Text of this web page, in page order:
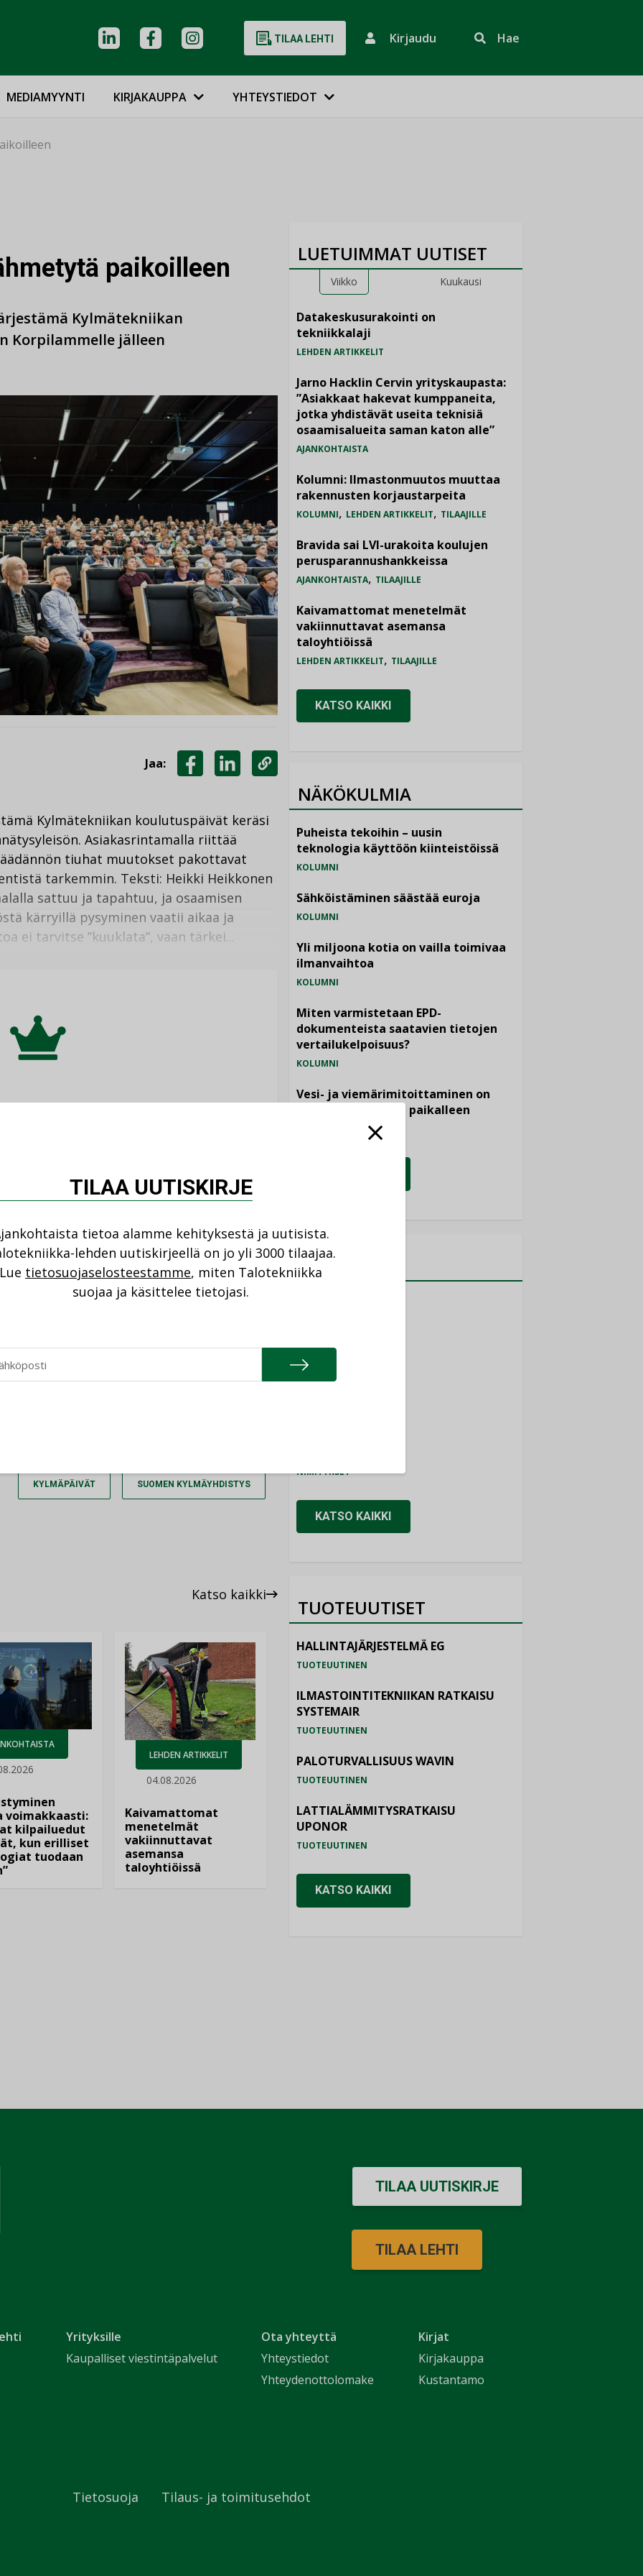
TILAA LEHTI Kirjaudu Hae
MEDIAMYYNTI KIRJAKAUPPA YHTEYSTIEDOT
paikoilleen
Kylmätekniikan
Korpilammelle jälleen
Jaa:
LINKEDINISSÄ
LINKKI
Kylmätekniikan koulutuspäivät keräsi
Asiakasrintamalla riittää
tiuhat muutokset pakottavat
tarkemmin. Teksti: Heikki Heikkonen
sattuu ja tapahtuu, ja osaamisen
kärryillä pysyminen vaatii aikaa ja
ei tarvitse ”kuuklata”, vaan tärkei...
on tarjolla vain
lehden tilaajille.
TILAA LEHTI
jo tilaaja?
KYLMÄPÄIVÄT SUOMEN KYLMÄYHDISTYS
Katso kaikki
voimakkaasti:
kilpailuedut
kun erilliset
tuodaan
LEHDEN ARTIKKELIT
04.08.2026
Kaivamattomat
menetelmät
vakiinnuttavat
asemansa
taloyhtiöissä
LUETUIMMAT UUTISET
Viikko Kuukausi
Datakeskusurakointi on
tekniikkalaji
LEHDEN ARTIKKELIT
Jarno Hacklin Cervin yrityskaupasta:
”Asiakkaat hakevat kumppaneita,
jotka yhdistävät useita teknisiä
osaamisalueita saman katon alle”
AJANKOHTAISTA
Kolumni: Ilmastonmuutos muuttaa
rakennusten korjaustarpeita
KOLUMNI, LEHDEN ARTIKKELIT, TILAAJILLE
Bravida sai LVI-urakoita koulujen
perusparannushankkeissa
AJANKOHTAISTA, TILAAJILLE
Kaivamattomat menetelmät
vakiinnuttavat asemansa
taloyhtiöissä
LEHDEN ARTIKKELIT, TILAAJILLE
KATSO KAIKKI
NÄKÖKULMIA
Puheista tekoihin – uusin
teknologia käyttöön kiinteistöissä
KOLUMNI
Sähköistäminen säästää euroja
KOLUMNI
Yli miljoona kotia on vailla toimivaa
ilmanvaihtoa
KOLUMNI
Miten varmistetaan EPD-
dokumenteista saatavien tietojen
vertailukelpoisuus?
KOLUMNI
Vesi- ja viemärimitoittaminen on
jämähtänyt ajassa paikalleen
NIMITYKSET
NIMITYKSET
NIMITYKSET
KATSO KAIKKI
TUOTEUUTISET
HALLINTAJÄRJESTELMÄ EG
TUOTEUUTINEN
ILMASTOINTITEKNIIKAN RATKAISU
SYSTEMAIR
TUOTEUUTINEN
PALOTURVALLISUUS WAVIN
TUOTEUUTINEN
LATTIALÄMMITYSRATKAISU
UPONOR
TUOTEUUTINEN
KATSO KAIKKI
Yrityksille
Kaupalliset viestintäpalvelut
Ota yhteyttä
Yhteystiedot
Yhteydenottolomake
Kirjat
Kirjakauppa
Kustantamo
TILAA UUTISKIRJE
TILAA LEHTI
Tietosuoja Tilaus- ja toimitusehdot
TILAA UUTISKIRJE
tietoa alamme kehityksestä ja uutisista.
lehden uutiskirjeellä on jo yli 3000 tilaajaa.
Lue tietosuojaselosteestamme, miten Talotekniikka
suojaa ja käsittelee tietojasi.